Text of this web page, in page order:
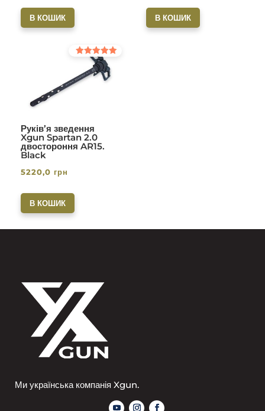
В КОШИК В КОШИК
Руків’я зведення
Xgun Spartan 2.0
двостороння AR15.
Black
Оцінено в
з 5
5220,0 грн
В КОШИК
Ми українська компанія Xgun.